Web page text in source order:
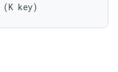
(K key)